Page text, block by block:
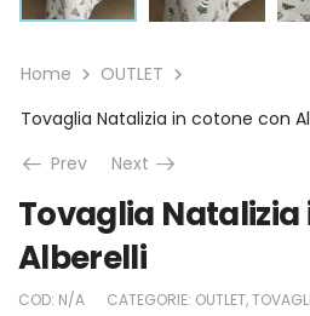
Home
OUTLET
Tovaglia Natalizia in cotone con
Prev
Next
Tovaglia
Alberelli
COD: N/A CATEGORIE: OUTLET,